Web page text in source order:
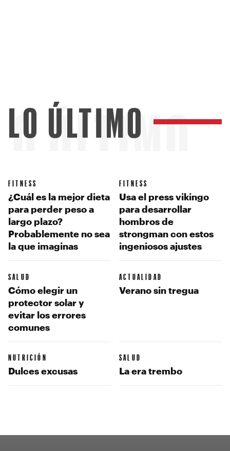
ÚLTIMO
LO ÚLTIMO
FITNESS
¿Cuál es la mejor dieta
para perder peso a
largo plazo?
Probablemente no sea
la que imaginas
FITNESS
Usa el press vikingo
para desarrollar
hombros de
strongman con estos
ingeniosos ajustes
SALUD
Cómo elegir un
protector solar y
evitar los errores
comunes
ACTUALIDAD
Verano sin tregua
NUTRICIÓN
Dulces excusas
SALUD
La era trembo